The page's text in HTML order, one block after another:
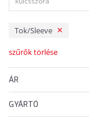
Tok/Sleeve
szűrők törlése
ÁR
GYÁRTÓ